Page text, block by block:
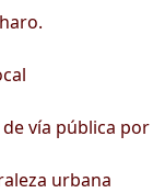
vía pública
urbana